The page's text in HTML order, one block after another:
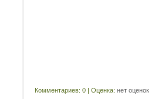
Комментариев: 0 | Оценка: нет оценок